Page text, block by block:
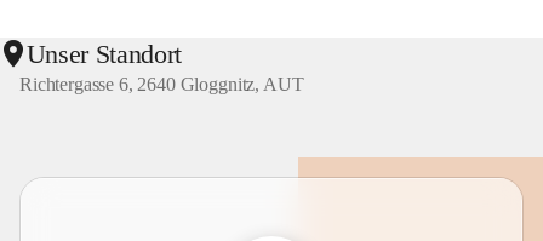
Unser Standort
Richtergasse 6, 2640 Gloggnitz, AUT